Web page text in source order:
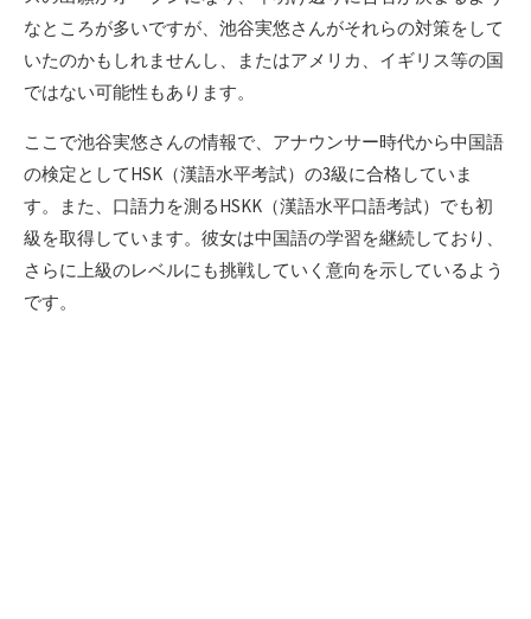
なところが多いですが、池谷実悠さんがそれらの対策をして
いたのかもしれませんし、またはアメリカ、イギリス等の国
ではない可能性もあります。
ここで池谷実悠さんの情報で、アナウンサー時代から中国語
の検定としてHSK（漢語水平考試）の3級に合格していま
す。また、口語力を測るHSKK（漢語水平口語考試）でも初
級を取得しています。彼女は中国語の学習を継続しており、
さらに上級のレベルにも挑戦していく意向を示しているよう
です。